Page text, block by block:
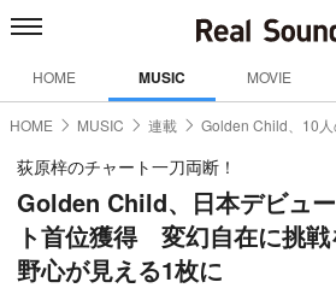
HOME MUSIC MOVIE
HOME MUSIC 連載 Golden Child、10
荻原梓のチャート一刀両断！
Golden Child、日本デビュ
ト首位獲得 変幻自在に挑
野心が見える1枚に